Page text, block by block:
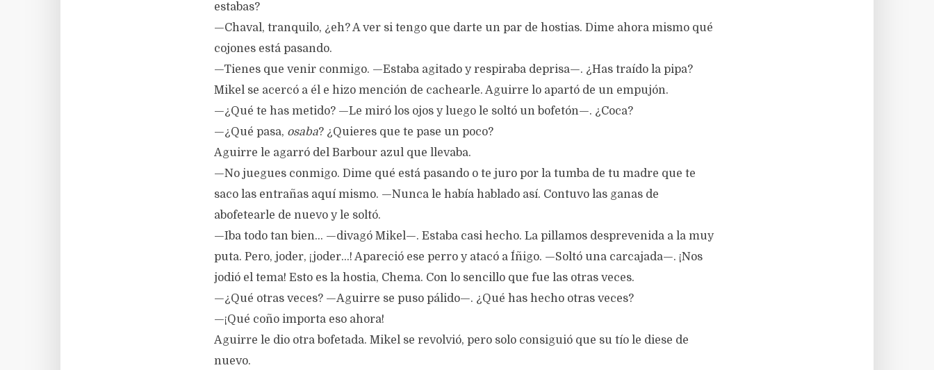
estabas?
—Chaval, tranquilo, ¿eh? A ver si tengo que darte un par de hostias. Dime ahora mismo qué
cojones está pasando.
—Tienes que venir conmigo. —Estaba agitado y respiraba deprisa—. ¿Has traído la pipa?
Mikel se acercó a él e hizo mención de cachearle. Aguirre lo apartó de un empujón.
—¿Qué te has metido? —Le miró los ojos y luego le soltó un bofetón—. ¿Coca?
—¿Qué pasa, osaba? ¿Quieres que te pase un poco?
Aguirre le agarró del Barbour azul que llevaba.
—No juegues conmigo. Dime qué está pasando o te juro por la tumba de tu madre que te
saco las entrañas aquí mismo. —Nunca le había hablado así. Contuvo las ganas de
abofetearle de nuevo y le soltó.
—Iba todo tan bien… —divagó Mikel—. Estaba casi hecho. La pillamos desprevenida a la muy
puta. Pero, joder, ¡joder…! Apareció ese perro y atacó a Íñigo. —Soltó una carcajada—. ¡Nos
jodió el tema! Esto es la hostia, Chema. Con lo sencillo que fue las otras veces.
—¿Qué otras veces? —Aguirre se puso pálido—. ¿Qué has hecho otras veces?
—¡Qué coño importa eso ahora!
Aguirre le dio otra bofetada. Mikel se revolvió, pero solo consiguió que su tío le diese de
nuevo.